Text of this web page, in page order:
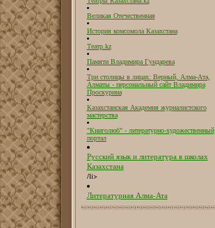
Великая Отечественная
История комсомола Казахстана
Театр.kz
Памяти Владимира Гундарева
Три столицы в лицах: Верный, Алма-Ата,
Алматы - персональный сайт Владимира
Проскурина
Казахстанская Академия журналистского
мастерства
"Книголюб" - литературно-художественный
портал
Русский язык и литература в школах
Казахстана
/li>
Литературная Алма-Ата